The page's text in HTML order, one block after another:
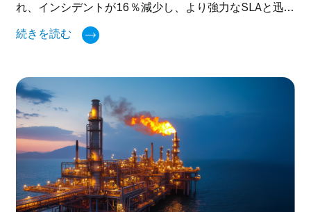
れ、インシデントが16％減少し、より強力なSLAと迅
速な課題解決を実現した事例をご紹介します。
続きを読む